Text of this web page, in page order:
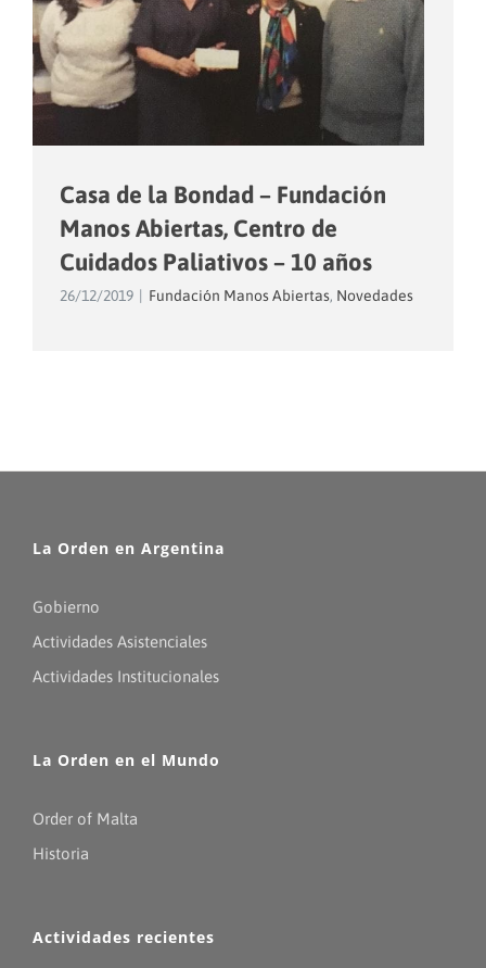
Casa de la Bondad – Fundación
Manos Abiertas, Centro de
Cuidados Paliativos – 10 años
26/12/2019 Fundación Manos Abiertas, Novedades
La Orden en Argentina
Gobierno
Actividades Asistenciales
Actividades Institucionales
La Orden en el Mundo
Order of Malta
Historia
Actividades recientes